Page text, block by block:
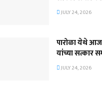
JULY 24, 2026
पारोळा येथे
यांच्या सत्कार
JULY 24, 2026